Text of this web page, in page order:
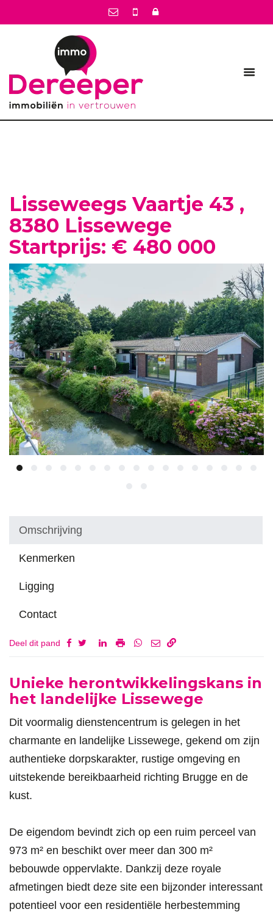
Lisseweegs Vaartje 43 ,
8380 Lissewege
Startprijs: € 480 000
Omschrijving
Kenmerken
Ligging
Contact
Deel dit pand
Omschrijving
Unieke herontwikkelingskans in
het landelijke Lissewege
Dit voormalig dienstencentrum is gelegen in het
charmante en landelijke Lissewege, gekend om zijn
authentieke dorpskarakter, rustige omgeving en
uitstekende bereikbaarheid richting Brugge en de
kust.
De eigendom bevindt zich op een ruim perceel van
973 m² en beschikt over meer dan 300 m²
bebouwde oppervlakte. Dankzij deze royale
afmetingen biedt deze site een bijzonder interessant
potentieel voor een residentiële herbestemming